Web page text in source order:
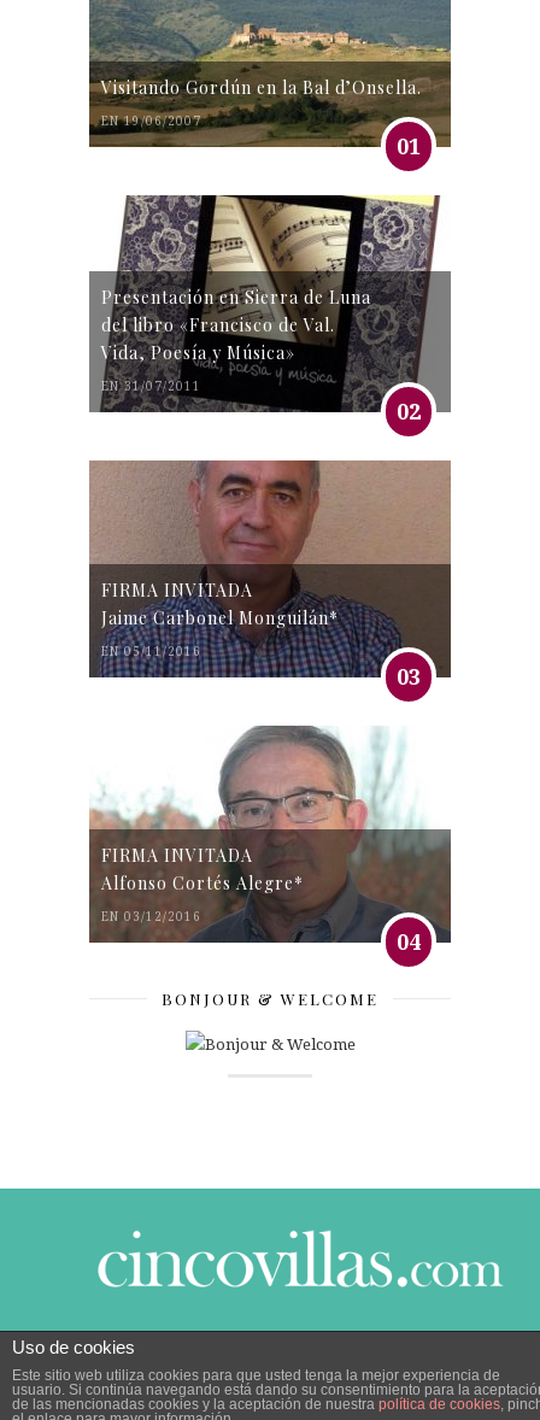
Visitando Gordún en la Bal d’Onsella.
EN 19/06/2007
01
Presentación en Sierra de Luna
del libro «Francisco de Val.
Vida, Poesía y Música»
EN 31/07/2011
02
FIRMA INVITADA
Jaime Carbonel Monguilán*
EN 05/11/2016
03
FIRMA INVITADA
Alfonso Cortés Alegre*
EN 03/12/2016
04
BONJOUR & WELCOME
© 2014 CINCO VILLAS CONTIGO DESDE EL AÑO
2005.POLÍTICA DE PRIVACIDAD| POLÍTICA DE
COOKIES
Uso de cookies
Este sitio web utiliza cookies para que usted tenga la mejor experiencia de
usuario. Si continúa navegando está dando su consentimiento para la
de las mencionadas cookies y la aceptación de nuestra política de cookies,